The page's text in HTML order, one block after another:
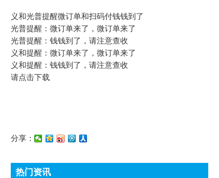
义和光普提醒微订单和扫码付钱钱到了
光普提醒：微订单来了，微订单来了
光普提醒：钱钱到了，请注意查收
义和提醒：微订单来了，微订单来了
义和提醒：钱钱到了，请注意查收
请点击下载
分享：
热门资讯